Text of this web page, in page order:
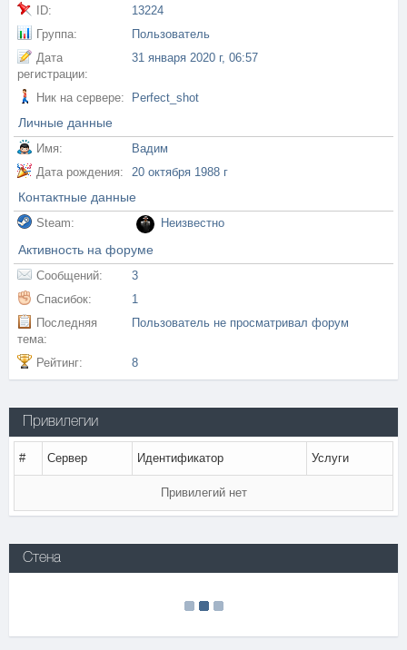
ID:
13224
Группа:
Пользователь
Дата
регистрации:
31 января 2020 г, 06:57
Ник на сервере: Perfect_shot
Личные данные
Имя:
Вадим
Дата рождения:
20 октября 1988 г
Контактные данные
Steam: Неизвестно
Активность на форуме
Сообщений:
3
Спасибок:
1
Последняя
тема:
Пользователь не просматривал форум
Рейтинг: 8
Привилегии
# Сервер Идентификатор Услуги
Привилегий нет
Стена